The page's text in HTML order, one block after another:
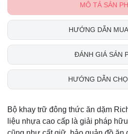
MÔ TẢ SẢN
HƯỚNG DẪN
ĐÁNH GIÁ SẢN
HƯỚNG DẪN
Bộ khay trữ đông thức ăn dặm
liệu nhựa cao cấp là giải pháp